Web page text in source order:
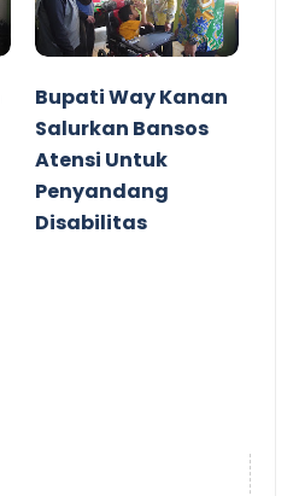
Bupati Way Kanan
Salurkan Bansos
Atensi Untuk
Penyandang
Disabilitas